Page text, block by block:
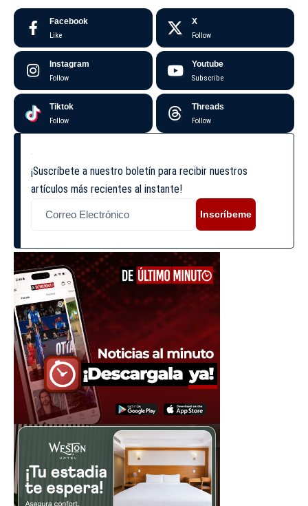
Facebook
Like
X
Follow
Instagram
Follow
Youtube
Subscribe
Tiktok
Follow
Threads
Follow
¡Suscríbete a nuestro boletín para recibir nuestros
artículos más recientes al instante!
Inscríbeme